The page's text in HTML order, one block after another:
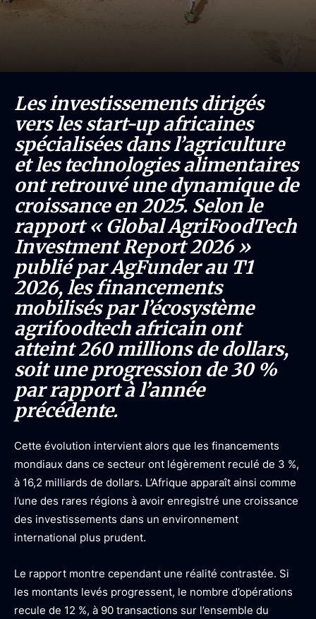
Les investissements dirigés
vers les start-up africaines
spécialisées dans l’agriculture
et les technologies alimentaires
ont retrouvé une dynamique de
croissance en 2025. Selon le
rapport « Global AgriFoodTech
Investment Report 2026 »
publié par AgFunder au T1
2026, les financements
mobilisés par l’écosystème
agrifoodtech africain ont
atteint 260 millions de dollars,
soit une progression de 30 %
par rapport à l’année
précédente.
Cette évolution intervient alors que les financements
mondiaux dans ce secteur ont légèrement reculé de 3 %,
à 16,2 milliards de dollars. L’Afrique apparaît ainsi comme
l’une des rares régions à avoir enregistré une croissance
des investissements dans un environnement
international plus prudent.
Le rapport montre cependant une réalité contrastée. Si
les montants levés progressent, le nombre d’opérations
recule de 12 %, à 90 transactions sur l’ensemble du